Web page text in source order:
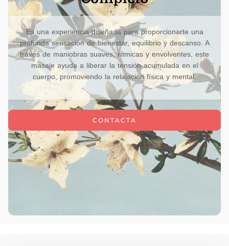
Es una experiencia diseñada para proporcionarte una
profunda sensación de bienestar, equilibrio y descanso. A
través de maniobras suaves, rítmicas y envolventes, este
masaje ayuda a liberar la tensión acumulada en el
cuerpo, promoviendo la relajación física y mental.
CONTACTA